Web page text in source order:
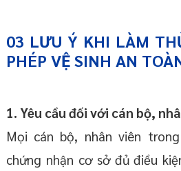
03 LƯU Ý KHI LÀM
PHÉP VỆ SINH AN
1. Yêu cầu đối với cán bộ,
Mọi cán bộ, nhân viên
chứng nhận cơ sở đủ điều